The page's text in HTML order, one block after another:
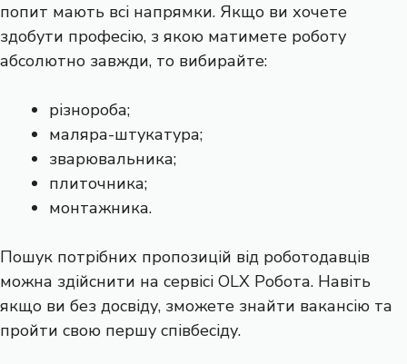
попит мають всі напрямки. Якщо ви хочете
здобути професію, з якою матимете роботу
абсолютно завжди, то вибирайте:
різнороба;
маляра-штукатура;
зварювальника;
плиточника;
монтажника.
Пошук потрібних пропозицій від роботодавців
можна здійснити на сервісі OLX Робота. Навіть
якщо ви без досвіду, зможете знайти вакансію та
пройти свою першу співбесіду.